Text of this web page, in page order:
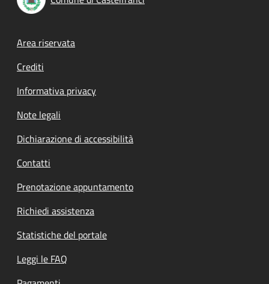
Footer menu
Area riservata
Crediti
Informativa privacy
Note legali
Dichiarazione di accessibilità
Contatti
Prenotazione appuntamento
Richiedi assistenza
Statistiche del portale
Leggi le FAQ